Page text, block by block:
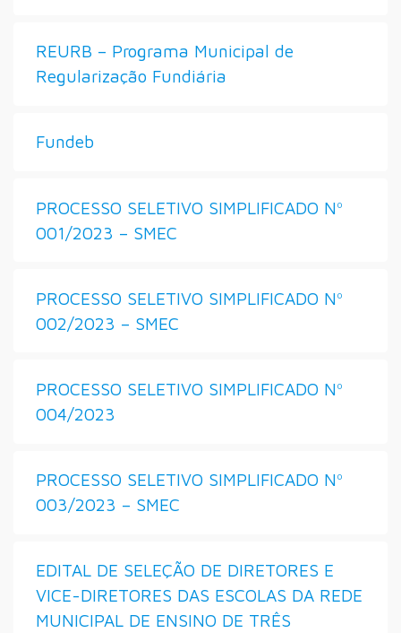
REURB – Programa Municipal de
Regularização Fundiária
Fundeb
PROCESSO SELETIVO SIMPLIFICADO Nº
001/2023 – SMEC
PROCESSO SELETIVO SIMPLIFICADO Nº
002/2023 – SMEC
PROCESSO SELETIVO SIMPLIFICADO Nº
004/2023
PROCESSO SELETIVO SIMPLIFICADO Nº
003/2023 – SMEC
EDITAL DE SELEÇÃO DE DIRETORES E
VICE-DIRETORES DAS ESCOLAS DA REDE
MUNICIPAL DE ENSINO DE TRÊS